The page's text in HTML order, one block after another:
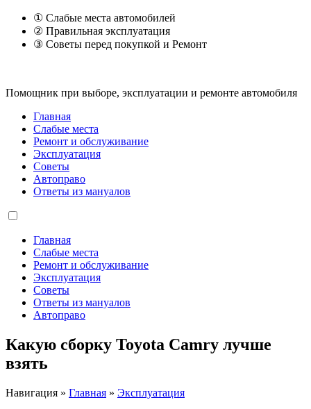
① Слабые места автомобилей
② Правильная эксплуатация
③ Советы перед покупкой и Ремонт
Помощник при выборе, эксплуатации и ремонте автомобиля
Главная
Слабые места
Ремонт и обслуживание
Эксплуатация
Советы
Автоправо
Ответы из мануалов
Главная
Слабые места
Ремонт и обслуживание
Эксплуатация
Советы
Ответы из мануалов
Автоправо
Какую сборку Toyota Camry лучше
взять
Навигация » Главная » Эксплуатация